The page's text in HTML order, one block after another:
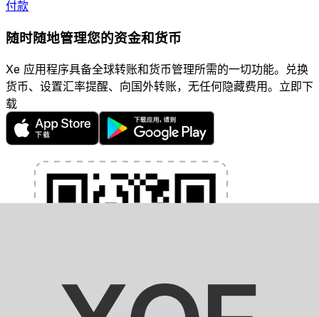
付款
随时随地管理您的资金和货币
Xe 应用程序具备全球转账和货币管理所需的一切功能。兑换
货币、设置汇率提醒、向国外转账，无任何隐藏费用。立即下
载